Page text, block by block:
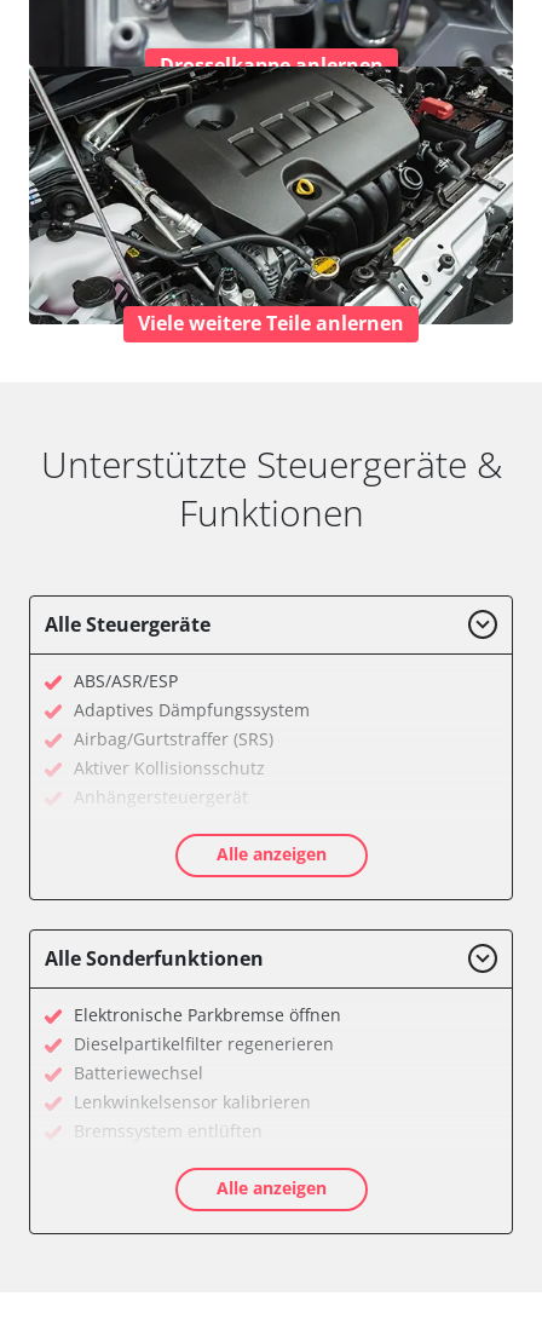
Drosselkappe anlernen
Viele weitere Teile anlernen
Unterstützte Steuergeräte &
Funktionen
Alle Steuergeräte
ABS/ASR/ESP
Adaptives Dämpfungssystem
Airbag/Gurtstraffer (SRS)
Aktiver Kollisionsschutz
Anhängersteuergerät
Dachbedieneinheit (DBE)
Diagnoseschnittstelle (EOBD/OBDII)
Feststellbremse (EPB / SBC)
Global Positioning System (GPS)
Heckklappe
Klimaanlage
Kombiinstrument
Lenkradwinkel-Sensor
Lenksäuleneinheit
Lichtsteuerung
Medienplayer
Alle anzeigen
Alle Sonderfunktionen
Elektronische Parkbremse öffnen
Dieselpartikelfilter regenerieren
Batteriewechsel
Lenkwinkelsensor kalibrieren
Bremssystem entlüften
AGR Ventil anlernen
Luftmassenmesser anlernen
Alle anzeigen